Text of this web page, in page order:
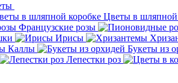
Цветы в шляпной
Французские розы
Ирисы
Каллы Букеты из
Лепестки роз